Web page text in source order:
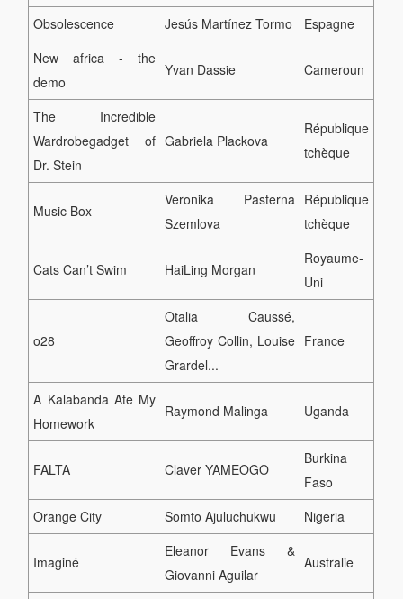
Obsolescence Jesús Martínez Tormo
Espagne
New africa - the
demo
Yvan Dassie Cameroun
The Incredible
Wardrobegadget of
Dr. Stein
Gabriela Plackova
République
tchèque
Music Box
Veronika Pasterna
Szemlova
République
tchèque
Cats Can’t Swim HaiLing Morgan
Royaume-
Uni
o28
Otalia Caussé,
Geoffroy Collin, Louise
Grardel...
France
A Kalabanda Ate My
Homework
Raymond Malinga Uganda
FALTA Claver YAMEOGO
Burkina
Faso
Orange City
Somto Ajuluchukwu Nigeria
Imaginé
Eleanor Evans &
Giovanni Aguilar
Australie